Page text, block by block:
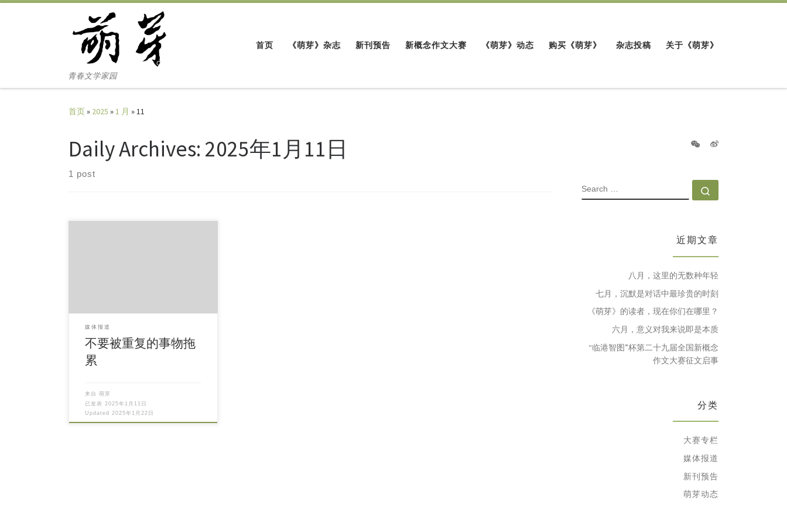
青春文学家园
首页 《萌芽》杂志 新刊预告 新概念作文大赛 《萌芽》动态 购买《萌芽》 杂志投稿 关于《萌芽》
首页» 2025 »1 月 »11
Daily Archives: 2025年1月11日
1 post
媒体报道
不要被重复的事物拖
累
来自萌芽
已发表2025年1月11日
Updated2025年1月22日
SEARCH
近期文章
八月，这里的无数种年轻
七月，沉默是对话中最珍贵的时刻
《萌芽》的读者，现在你们在哪里？
六月，意义对我来说即是本质
“临港智图”杯第二十九届全国新概念
作文大赛征文启事
分类
大赛专栏
媒体报道
新刊预告
萌芽动态